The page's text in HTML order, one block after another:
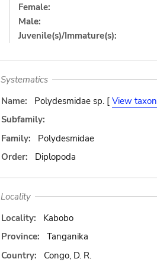
Female:
Male:
Juvenile(s)/Immature(s):
Systematics
Name:
Polydesmidae sp. [ View taxon
Subfamily:
Family:
Polydesmidae
Order:
Diplopoda
Locality
Locality:
Kabobo
Province:
Tanganika
Country:
Congo, D. R.